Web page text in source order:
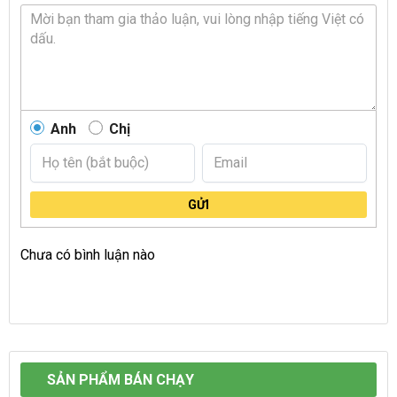
Anh Chị
GỬI
Chưa có bình luận nào
SẢN PHẨM BÁN CHẠY